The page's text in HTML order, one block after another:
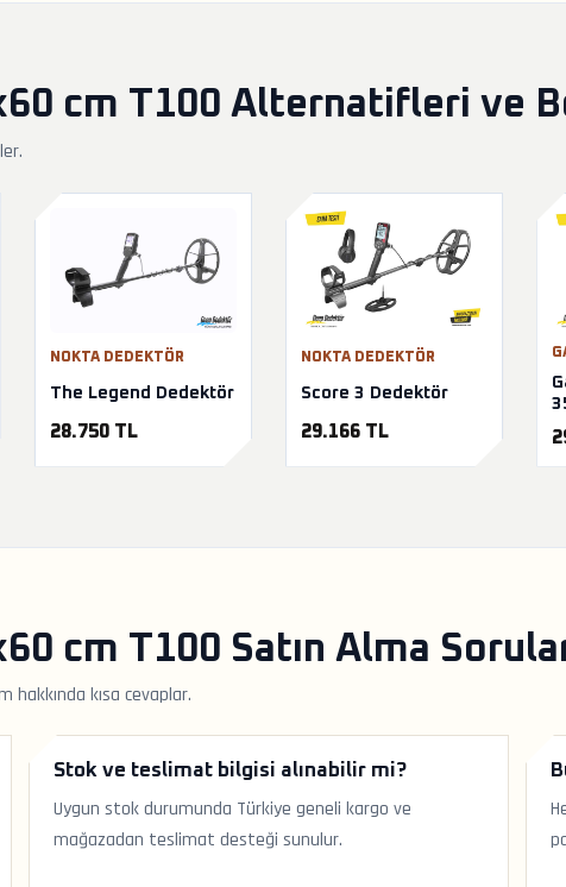
cm T100 Alternatifleri ve
NOKTA DEDEKTÖR
The Legend Dedektör
28.750 TL
NOKTA DEDEKTÖR
Score 3 Dedektör
29.166 TL
cm T100 Satın Alma
hakkında kısa cevaplar.
Stok ve teslimat bilgisi alınabilir mi?
Uygun stok durumunda Türkiye geneli kargo ve
mağazadan teslimat desteği sunulur.